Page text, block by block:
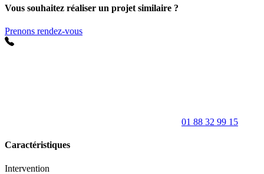
Vous souhaitez réaliser un projet similaire ?
Prenons rendez-vous
01 88 32 99 15
Caractéristiques
Intervention